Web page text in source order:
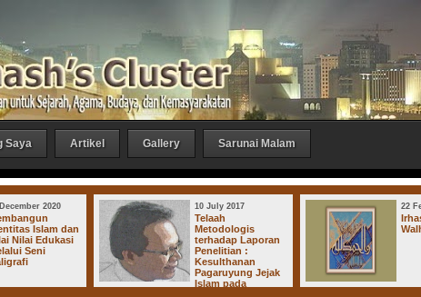
Saya Artikel Gallery Sarunai Malam
22 February 2017
Irhash Gallery : "
Walhamdulillah "
22 February 2017
Irhash Gallery :
"Subhanallah"